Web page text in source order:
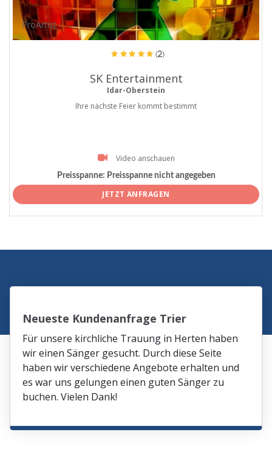
ProArtist
(2)
SK Entertainment
Idar-Oberstein
Ihre nächste Feier kommt bestimmt
Video anschauen
Preisspanne: Preisspanne nicht angegeben
JETZT ANFRAGEN
Neueste Kundenanfrage Trier
Für unsere kirchliche Trauung in Herten haben
wir einen Sänger gesucht. Durch diese Seite
haben wir verschiedene Angebote erhalten und
es war uns gelungen einen guten Sänger zu
buchen. Vielen Dank!